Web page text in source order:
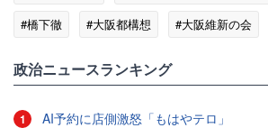
#橋下徹
#大阪都構想 #大阪維新の会
政治ニュースランキング
1 AI予約に店側激怒「もはやテロ」